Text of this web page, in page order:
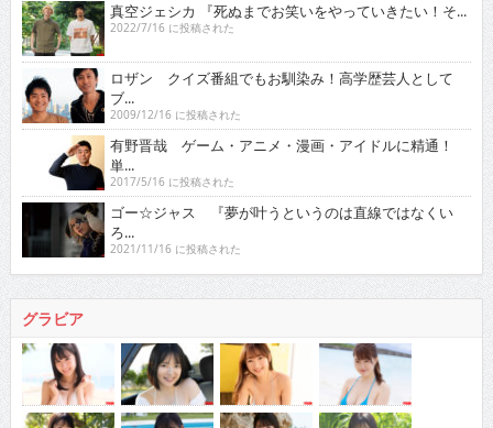
真空ジェシカ 『死ぬまでお笑いをやっていきたい！そ...
2022/7/16 に投稿された
ロザン クイズ番組でもお馴染み！高学歴芸人として
ブ...
2009/12/16 に投稿された
有野晋哉 ゲーム・アニメ・漫画・アイドルに精通！
単...
2017/5/16 に投稿された
ゴー☆ジャス 『夢が叶うというのは直線ではなくい
ろ...
2021/11/16 に投稿された
グラビア